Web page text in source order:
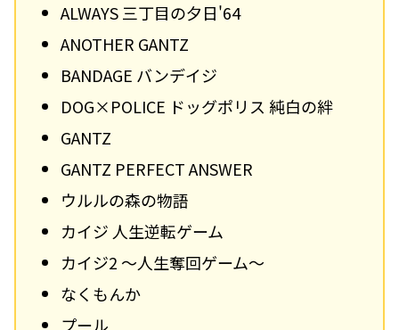
ALWAYS 三丁目の夕日'64
ANOTHER GANTZ
BANDAGE バンデイジ
DOG×POLICE ドッグポリス 純白の絆
GANTZ
GANTZ PERFECT ANSWER
ウルルの森の物語
カイジ 人生逆転ゲーム
カイジ2 ～人生奪回ゲーム～
なくもんか
プール